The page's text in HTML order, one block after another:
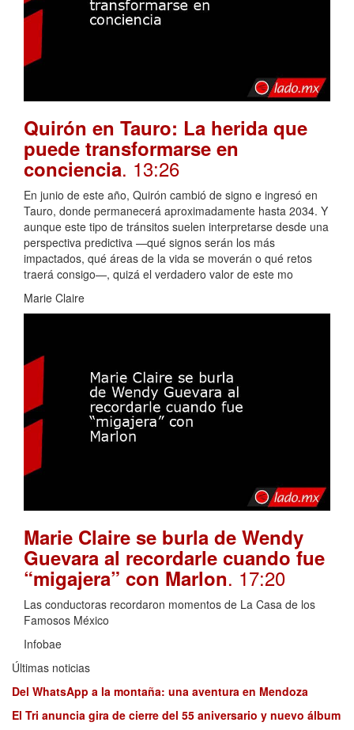
Quirón en Tauro: La herida que
puede transformarse en
conciencia. 13:26
En junio de este año, Quirón cambió de signo e ingresó en
Tauro, donde permanecerá aproximadamente hasta 2034. Y
aunque este tipo de tránsitos suelen interpretarse desde una
perspectiva predictiva —qué signos serán los más
impactados, qué áreas de la vida se moverán o qué retos
traerá consigo—, quizá el verdadero valor de este mo
Marie Claire
Marie Claire se burla de Wendy
Guevara al recordarle cuando fue
“migajera” con Marlon. 17:20
Las conductoras recordaron momentos de La Casa de los
Famosos México
Infobae
Últimas noticias
Del WhatsApp a la montaña: una aventura en Mendoza
El Tri anuncia gira de cierre del 55 aniversario y nuevo álbum